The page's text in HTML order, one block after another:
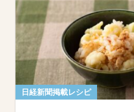
日経新聞掲載レシピ